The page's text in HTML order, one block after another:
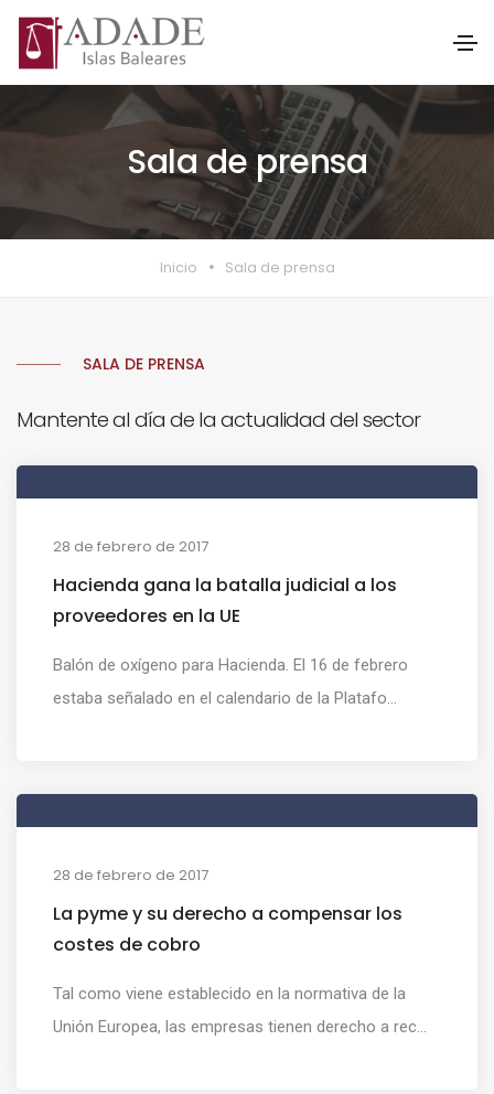
Sala de prensa
Inicio Sala de prensa
SALA DE PRENSA
Mantente al día de la actualidad del sector
28 de febrero de 2017
Hacienda gana la batalla judicial a los
proveedores en la UE
Balón de oxígeno para Hacienda. El 16 de febrero
estaba señalado en el calendario de la Platafo...
28 de febrero de 2017
La pyme y su derecho a compensar los
costes de cobro
Tal como viene establecido en la normativa de la
Unión Europea, las empresas tienen derecho a rec...